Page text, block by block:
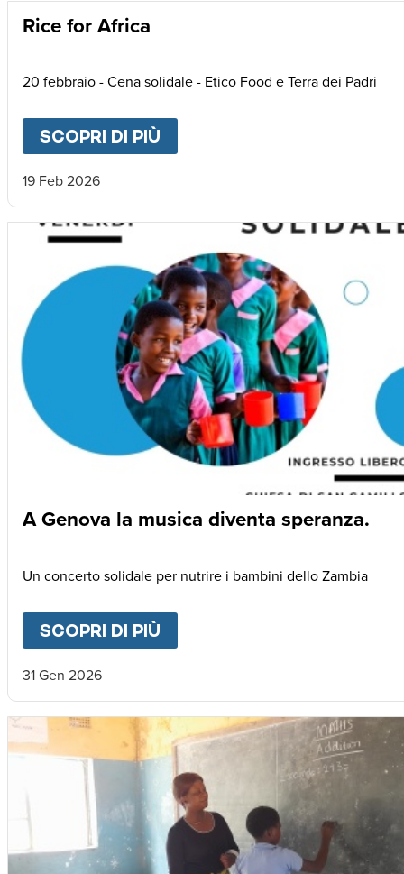
Rice for Africa
20 febbraio - Cena solidale - Etico Food e Terra dei Padri
SCOPRI DI PIÙ
19 Feb 2026
A Genova la musica diventa speranza.
Un concerto solidale per nutrire i bambini dello Zambia
SCOPRI DI PIÙ
31 Gen 2026